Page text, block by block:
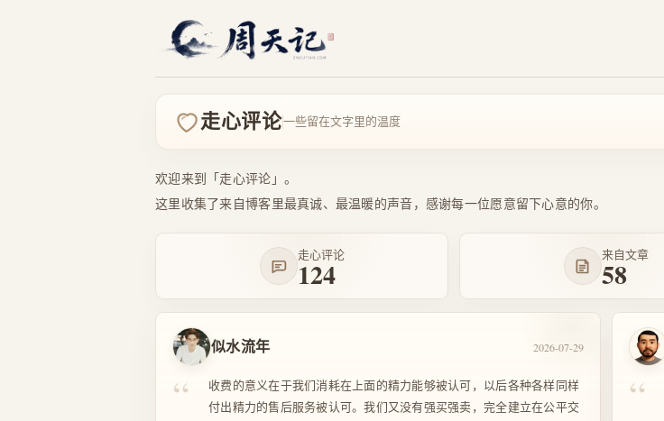
走心评论一些留在文字里的温度
欢迎来到「走心评论」。
这里收集了来自博客里最真诚、最温暖的声音，感谢每一位愿意留下心意的你。
走心评论
124
来自文章
58
似水流年 2026-07-29
“
收费的意义在于我们消耗在上面的精力能够被认可，以后各种各样同样
付出精力的售后服务被认可。我们又没有强买强卖，完全建立在公平交
“